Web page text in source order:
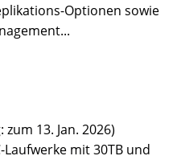
Optionen sowie
13. Jan. 2026)
mit 30TB und